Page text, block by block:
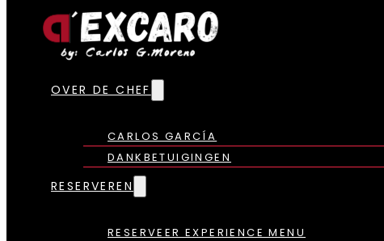
OVER DE CHEF
CARLOS GARCÍA
DANKBETUIGINGEN
RESERVEREN
RESERVEER EXPERIENCE MENU